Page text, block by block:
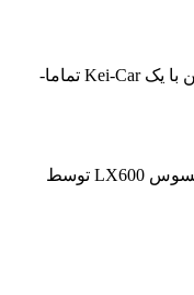
ورود چری به بازار ژاپن با یک Kei-Car تماما-
مرحله دوم فروش لکسوس LX600 توسط